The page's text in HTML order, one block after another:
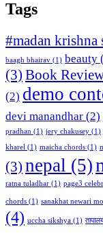
Tags
#madan krishna
baagh bhairav (1) beauty
(3) Book
(2) demo
devi manandhar (2)
pradhan (1) jery chakusey (1)
kharel (1) maicha chords (1)
(3) nepal (5)
ratna tuladhar (1) page3
chords (1) sanakhat newari
(4) uccha sikshya (1)